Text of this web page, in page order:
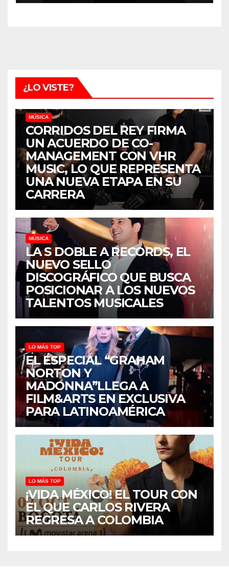
¿LO VISTE?
MÚSICA
CORRIDOS DEL REY FIRMA
UN ACUERDO DE CO-
MANAGEMENT CON VHR
MUSIC, LO QUE REPRESENTA
UNA NUEVA ETAPA EN SU
CARRERA
MÚSICA
LA S DOBLE A RECORDS, EL
NUEVO SELLO
DISCOGRÁFICO QUE BUSCA
POSICIONAR A LOS NUEVOS
TALENTOS MUSICALES
LO MÁS TOP
EL ESPECIAL “GRAHAM
NORTON Y
MADONNA”LLEGA A
FILM&ARTS EN EXCLUSIVA
PARA LATINOAMÉRICA
LO MÁS TOP
¡VIDA MÉXICO! EL TOUR CON
EL QUE CARLOS RIVERA
REGRESA A COLOMBIA